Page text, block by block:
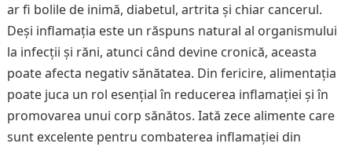
ar fi bolile de inimă, diabetul, artrita și chiar cancerul.
Deși inflamația este un răspuns natural al organismului
la infecții și răni, atunci când devine cronică, aceasta
poate afecta negativ sănătatea. Din fericire, alimentația
poate juca un rol esențial în reducerea inflamației și în
promovarea unui corp sănătos. Iată zece alimente care
sunt excelente pentru combaterea inflamației din